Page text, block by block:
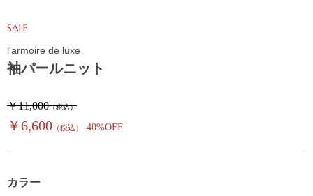
袖パールニット
SALE
￥11,000（税込）
￥6,600 （税込） 40%OFF
l'armoire de luxe
カラー